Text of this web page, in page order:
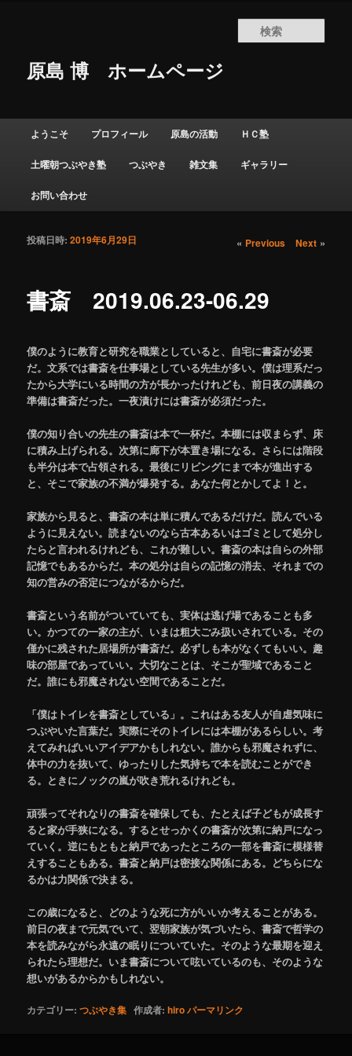
原島 博ホームページ
索
メインメニュー
メインコンテンツへ移動
サブコンテンツへ移動
ようこそ プロフィール 原島の活動 ＨＣ塾
土曜朝つぶやき塾 つぶやき 雑文集 ギャラリー
お問い合わせ
投稿ナビゲーショ
« Previous Next»
書斎 2019.06.23-06.29
投稿日時:2019年6月29日
僕のように教育と研究を職業としていると、自宅に書斎が必要
だ。文系では書斎を仕事場としている先生が多い。僕は理系だっ
たから大学にいる時間の方が長かったけれども、前日夜の講義の
準備は書斎だった。一夜漬けには書斎が必須だった。
僕の知り合いの先生の書斎は本で一杯だ。本棚には収まらず、床
に積み上げられる。次第に廊下が本置き場になる。さらには階段
も半分は本で占領される。最後にリビングにまで本が進出する
と、そこで家族の不満が爆発する。あなた何とかしてよ！と。
家族から見ると、書斎の本は単に積んであるだけだ。読んでいる
ように見えない。読まないのなら古本あるいはゴミとして処分し
たらと言われるけれども、これが難しい。書斎の本は自らの外部
記憶でもあるからだ。本の処分は自らの記憶の消去、それまでの
知の営みの否定につながるからだ。
書斎という名前がついていても、実体は逃げ場であることも多
い。かつての一家の主が、いまは粗大ごみ扱いされている。その
僅かに残された居場所が書斎だ。必ずしも本がなくてもいい。趣
味の部屋であっていい。大切なことは、そこが聖域であること
だ。誰にも邪魔されない空間であることだ。
「僕はトイレを書斎としている」。これはある友人が自虐気味に
つぶやいた言葉だ。実際にそのトイレには本棚があるらしい。考
えてみればいいアイデアかもしれない。誰からも邪魔されずに、
体中の力を抜いて、ゆったりした気持ちで本を読むことができ
る。ときにノックの嵐が吹き荒れるけれども。
頑張ってそれなりの書斎を確保しても、たとえば子どもが成長す
ると家が手狭になる。するとせっかくの書斎が次第に納戸になっ
ていく。逆にもともと納戸であったところの一部を書斎に模様替
えすることもある。書斎と納戸は密接な関係にある。どちらにな
るかは力関係で決まる。
この歳になると、どのような死に方がいいか考えることがある。
前日の夜まで元気でいて、翌朝家族が気づいたら、書斎で哲学の
本を読みながら永遠の眠りについていた。そのような最期を迎え
られたら理想だ。いま書斎について呟いているのも、そのような
想いがあるからかもしれない。
カテゴリー:つぶやき集 作成者:hiroパーマリンク